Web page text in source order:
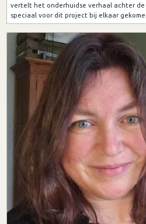
vertelt het onderhuidse verhaal achter
speciaal voor dit project bij elkaar